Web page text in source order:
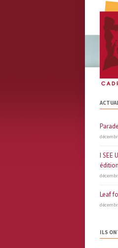
I SEE
édition
Leaf
ILS